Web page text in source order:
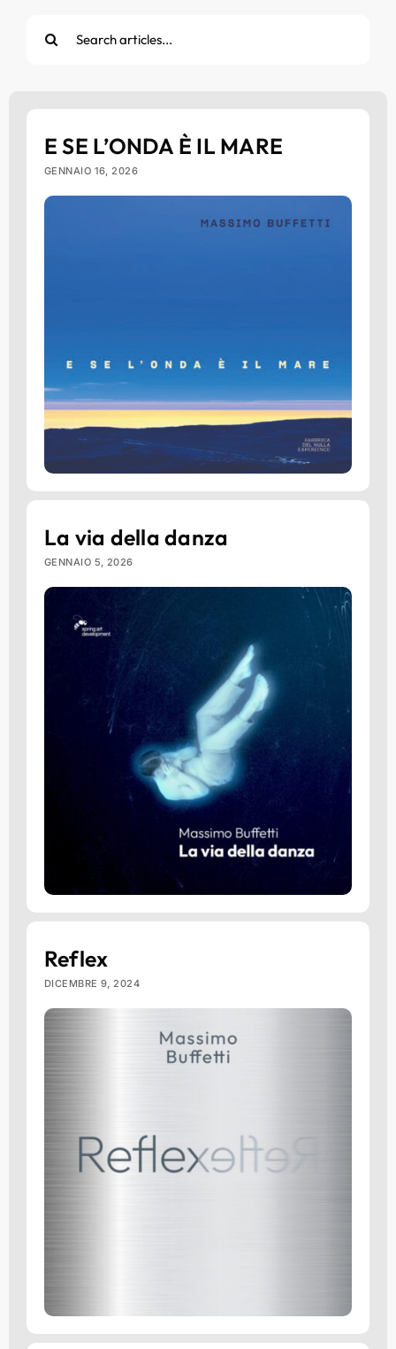
per:
E SE L’ONDA È IL MARE
GENNAIO 16, 2026
La via della danza
GENNAIO 5, 2026
Reflex
DICEMBRE 9, 2024